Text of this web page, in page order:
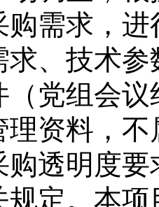
需求，
求、技术
（党组会
理资料，
购透明度
规定。本